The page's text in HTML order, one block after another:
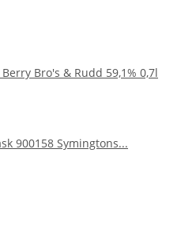
Bro's & Rudd 59,1% 0,7l